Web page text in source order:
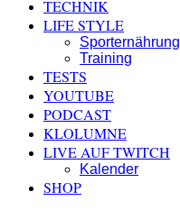
TECHNIK
LIFE STYLE
Sporternährung
Training
TESTS
YOUTUBE
PODCAST
KLOLUMNE
LIVE AUF TWITCH
Kalender
SHOP